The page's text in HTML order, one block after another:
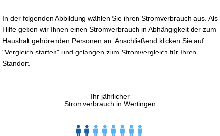
In der folgenden Abbildung wählen Sie ihren Stromverbrauch aus. Als
Hilfe geben wir Ihnen einen Stromverbrauch in Abhängigkeit der zum
Haushalt gehörenden Personen an. Anschließend klicken Sie auf
"Vergleich starten" und gelangen zum Stromvergleich für Ihren
Standort.
Ihr jährlicher
Stromverbrauch in Wertingen